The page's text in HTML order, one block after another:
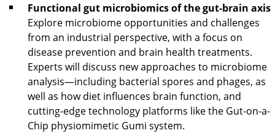
Functional gut microbiomics of the gut-brain axis
Explore microbiome opportunities and challenges
from an industrial perspective, with a focus on
disease prevention and brain health treatments.
Experts will discuss new approaches to microbiome
analysis—including bacterial spores and phages, as
well as how diet influences brain function, and
cutting-edge technology platforms like the Gut-on-a-
Chip physiomimetic Gumi system.